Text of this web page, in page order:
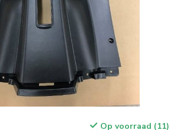
Op voorraad (11)